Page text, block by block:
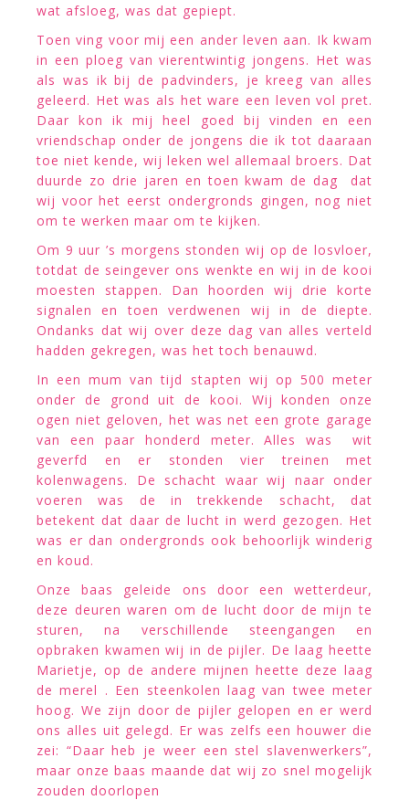
wat afsloeg, was dat gepiept.
Toen ving voor mij een ander leven aan. Ik kwam
in een ploeg van vierentwintig jongens. Het was
als was ik bij de padvinders, je kreeg van alles
geleerd. Het was als het ware een leven vol pret.
Daar kon ik mij heel goed bij vinden en een
vriendschap onder de jongens die ik tot daaraan
toe niet kende, wij leken wel allemaal broers. Dat
duurde zo drie jaren en toen kwam de dag dat
wij voor het eerst ondergronds gingen, nog niet
om te werken maar om te kijken.
Om 9 uur ’s morgens stonden wij op de losvloer,
totdat de seingever ons wenkte en wij in de kooi
moesten stappen. Dan hoorden wij drie korte
signalen en toen verdwenen wij in de diepte.
Ondanks dat wij over deze dag van alles verteld
hadden gekregen, was het toch benauwd.
In een mum van tijd stapten wij op 500 meter
onder de grond uit de kooi. Wij konden onze
ogen niet geloven, het was net een grote garage
van een paar honderd meter. Alles was wit
geverfd en er stonden vier treinen met
kolenwagens. De schacht waar wij naar onder
voeren was de in trekkende schacht, dat
betekent dat daar de lucht in werd gezogen. Het
was er dan ondergronds ook behoorlijk winderig
en koud.
Onze baas geleide ons door een wetterdeur,
deze deuren waren om de lucht door de mijn te
sturen, na verschillende steengangen en
opbraken kwamen wij in de pijler. De laag heette
Marietje, op de andere mijnen heette deze laag
de merel . Een steenkolen laag van twee meter
hoog. We zijn door de pijler gelopen en er werd
ons alles uit gelegd. Er was zelfs een houwer die
zei: “Daar heb je weer een stel slavenwerkers”,
maar onze baas maande dat wij zo snel mogelijk
zouden doorlopen